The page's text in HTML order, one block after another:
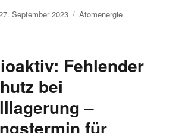
September 2023 Kategorien
Atomenergie
Fehlender
bei
–
für